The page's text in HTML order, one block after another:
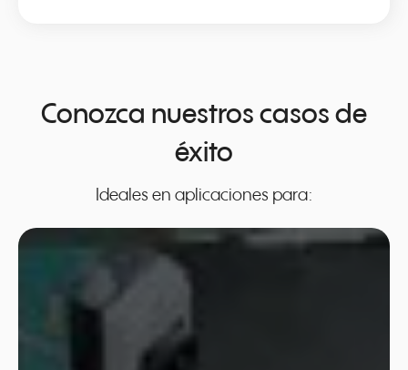
Conozca nuestros casos de
éxito
Ideales en aplicaciones para: